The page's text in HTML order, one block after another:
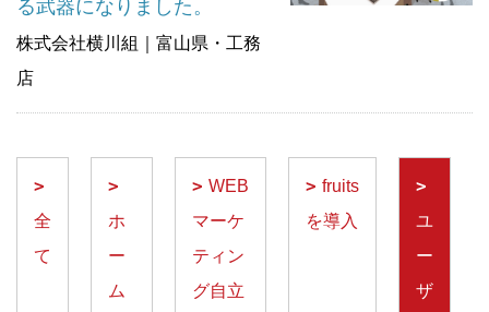
る武器になりました。
株式会社横川組｜富山県・工務
店
全
て
ホ
ー
ム
WEB
マーケ
ティン
グ自立
fruits
を導入
ユ
ー
ザ